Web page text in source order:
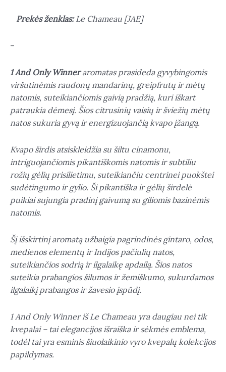
Prekės ženklas:Le Chameau [JAE]
–
1 And Only Winneraromatas prasideda gyvybingomis
viršutinėmis raudonų mandarinų, greipfrutų ir mėtų
natomis, suteikiančiomis gaivią pradžią, kuri iškart
patraukia dėmesį. Šios citrusinių vaisių ir šviežių mėtų
natos sukuria gyvą ir energizuojančią kvapo įžangą.
Kvapo širdis atsiskleidžia su šiltu cinamonu,
intriguojančiomis pikantiškomis natomis ir subtiliu
rožių gėlių prisilietimu, suteikiančiu centrinei puokštei
sudėtingumo ir gylio. Ši pikantiška ir gėlių širdelė
puikiai sujungia pradinį gaivumą su giliomis bazinėmis
natomis.
Šį išskirtinį aromatą užbaigia pagrindinės gintaro, odos,
medienos elementų ir Indijos pačiulių natos,
suteikiančios sodrią ir ilgalaikę apdailą. Šios natos
suteikia prabangios šilumos ir žemiškumo, sukurdamos
ilgalaikį prabangos ir žavesio įspūdį.
1 And Only Winner iš Le Chameau yra daugiau nei tik
kvepalai – tai elegancijos išraiška ir sėkmės emblema,
todėl tai yra esminis šiuolaikinio vyro kvepalų kolekcijos
papildymas.